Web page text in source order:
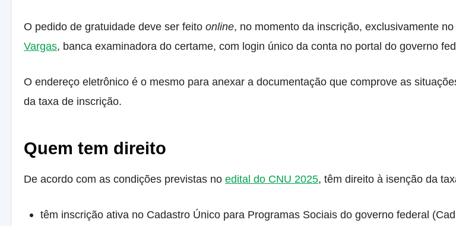
O pedido de gratuidade deve ser feito online, no momento da inscrição, exclusivamente no
Vargas, banca examinadora do certame, com login único da conta no portal do governo
O endereço eletrônico é o mesmo para anexar a documentação que comprove as
da taxa de inscrição.
Quem tem direito
De acordo com as condições previstas no edital do CNU 2025, têm direito à isenção da
têm inscrição ativa no Cadastro Único para Programas Sociais do governo federal